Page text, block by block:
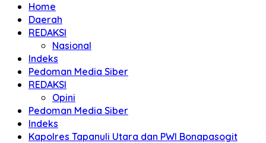
Home
Daerah
REDAKSI
Nasional
Indeks
Pedoman Media Siber
REDAKSI
Opini
Pedoman Media Siber
Indeks
Kapolres Tapanuli Utara dan PWI Bonapasogit